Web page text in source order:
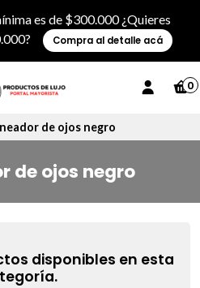
es de $300.000 ¿Quieres
Compra al detalle acá
0
de ojos negro
de ojos negro
disponibles en esta